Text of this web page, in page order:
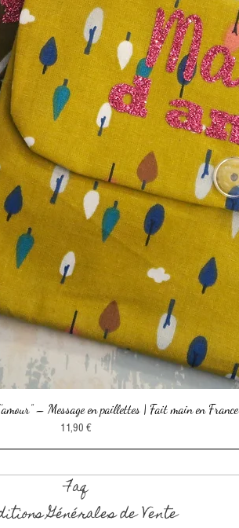
Aperçu rapide
– Message en paillettes | Fait main en France
Prix
11,90 €
Faq
Générales de Vente